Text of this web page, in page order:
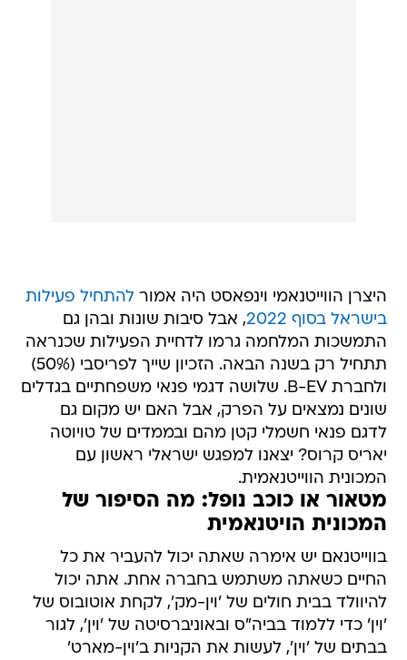
היצרן הווייטנאמי וינפאסט היה אמורלהתחיל פעילות
בישראל בסוף 2022
, אבל סיבות שונות ובהן גם
התמשכות המלחמה גרמו לדחיית הפעילות שכנראה
תתחיל רק בשנה הבאה. הזכיון שייך לפריסבי (50%)
ולחברת B-EV. שלושה דגמי פנאי משפחתיים בגדלים
שונים נמצאים על הפרק, אבל האם יש מקום גם
לדגם פנאי חשמלי קטן מהם ובממדים של טויוטה
יאריס קרוס? יצאנו למפגש ישראלי ראשון עם
המכונית הווייטנאמית.
מטאור או כוכב נופל: מה הסיפור של
המכונית הויטנאמית
בווייטנאם יש אימרה שאתה יכול להעביר את כל
החיים כשאתה משתמש בחברה אחת. אתה יכול
להיוולד בבית חולים של 'וין-מק', לקחת אוטובוס של
'וין' כדי ללמוד בביה"ס ובאוניברסיטה של 'וין', לגור
בבתים של 'וין', לעשות את הקניות ב'וין-מארט'